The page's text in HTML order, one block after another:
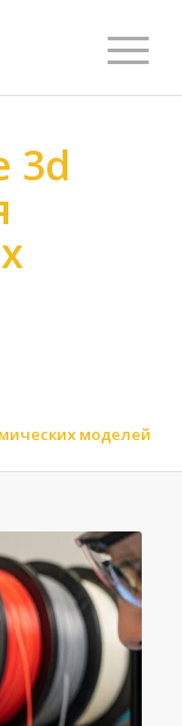
3d
моделей